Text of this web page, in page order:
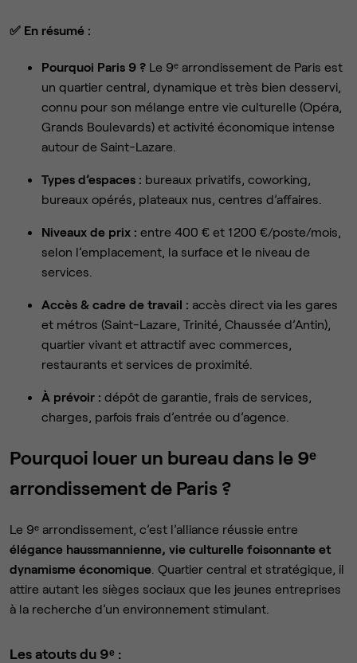
✅ En résumé :
Pourquoi Paris 9 ? Le 9ᵉ arrondissement de Paris est
un quartier central, dynamique et très bien desservi,
connu pour son mélange entre vie culturelle (Opéra,
Grands Boulevards) et activité économique intense
autour de Saint-Lazare.
Types d’espaces : bureaux privatifs, coworking,
bureaux opérés, plateaux nus, centres d’affaires.
Niveaux de prix : entre 400 € et 1 200 €/poste/mois,
selon l’emplacement, la surface et le niveau de
services.
Accès & cadre de travail : accès direct via les gares
et métros (Saint-Lazare, Trinité, Chaussée d’Antin),
quartier vivant et attractif avec commerces,
restaurants et services de proximité.
À prévoir : dépôt de garantie, frais de services,
charges, parfois frais d’entrée ou d’agence.
Pourquoi louer un bureau dans le 9ᵉ
arrondissement de Paris ?
Le 9ᵉ arrondissement, c’est l’alliance réussie entre
élégance haussmannienne, vie culturelle foisonnante et
dynamisme économique . Quartier central et stratégique, il
attire autant les sièges sociaux que les jeunes entreprises
à la recherche d’un environnement stimulant.
Les atouts du 9ᵉ :